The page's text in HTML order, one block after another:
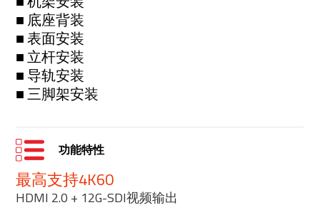
■ 底座背装
■ 表面安装
■ 立杆安装
■ 导轨安装
■ 三脚架安装
功能特性
最高支持4K60
HDMI 2.0 + 12G-SDI视频输出